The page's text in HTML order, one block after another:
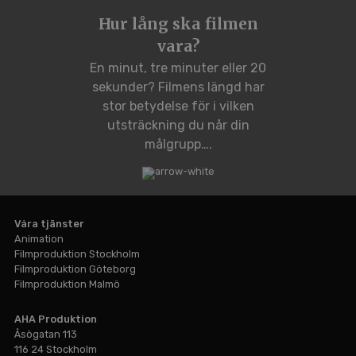
Hur lång ska filmen
vara?
En minut, tre minuter eller 20
sekunder? Filmens längd har
stor betydelse för i vilken
utsträckning du når din
målgrupp….
Våra tjänster
Animation
Filmproduktion Stockholm
Filmproduktion Göteborg
Filmproduktion Malmö
AHA Produktion
Åsögatan 113
116 24 Stockholm
Hem
Filmproduktion